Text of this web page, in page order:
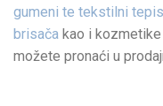
gumeni te tekstilni
brisača kao i
možete pronaći u